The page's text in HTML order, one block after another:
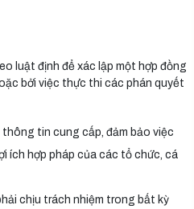
luật định để xác lập một hợp đồng
bởi việc thực thi các phán quyết
tin cung cấp, đảm bảo việc
ích hợp pháp của các tổ chức, cá
chịu trách nhiệm trong bất kỳ